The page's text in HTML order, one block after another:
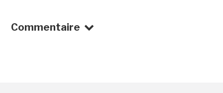
Commentaire